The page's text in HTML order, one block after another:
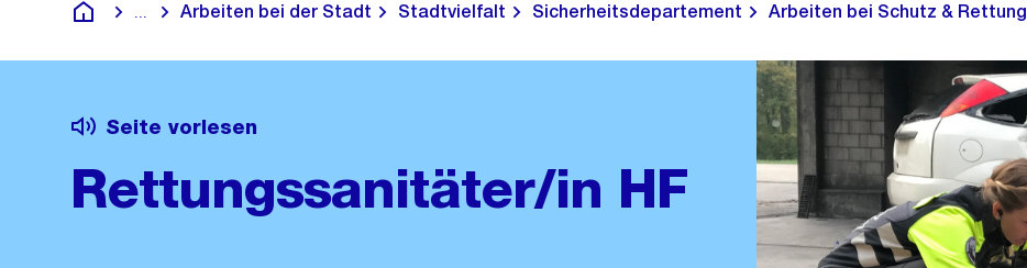
Deutsch
Blende alle Breadcrumbs ein
Arbeiten bei der Stadt Stadtvielfalt Sicherheitsdepartement Arbeiten bei Schutz & Rettung
Seite vorlesen
Rettungssanitäter/in HF